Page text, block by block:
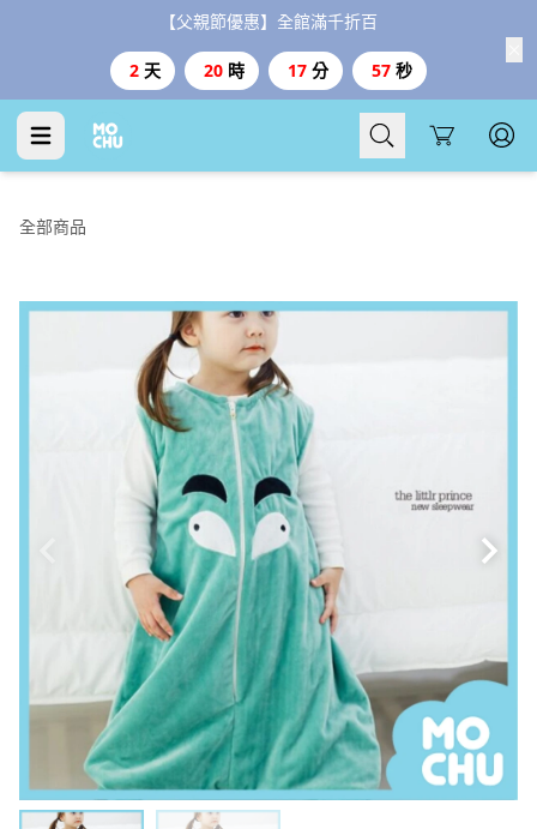
【父親節優惠】全館滿千折百
2 天 20 時 17 分 56 秒
Cart
全部商品